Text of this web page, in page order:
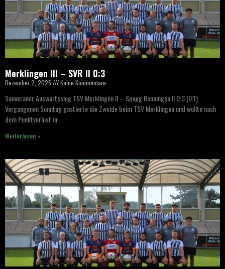
Merklingen III – SVR II 0:3
Dezember 2, 2025 Keine Kommentare
Souveräner Auswärtssieg TSV Merklingen II – Spvgg Renningen II 0:3 (0:1)
Vergangenen Sonntag gastierte die Zwoide beim TSV Merklingen und wollte nach
dem Punktverlust in
Weiterlesen »